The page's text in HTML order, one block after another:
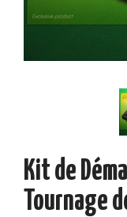
Kit de
Tournage